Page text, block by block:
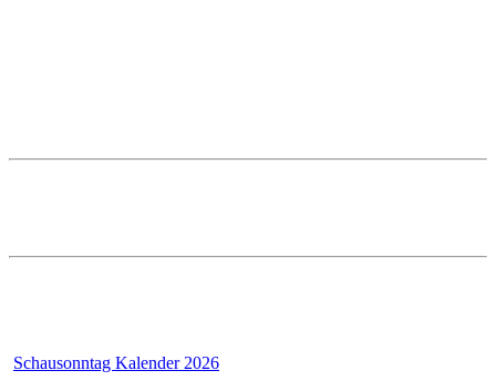
Schausonntag Kalender 2026